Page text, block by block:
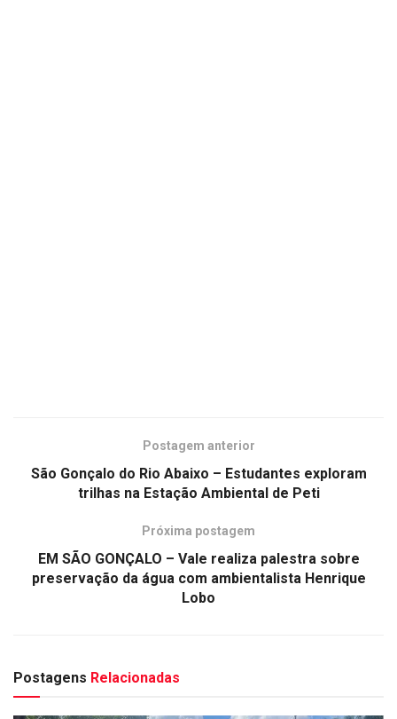
Postagem anterior
São Gonçalo do Rio Abaixo – Estudantes exploram
trilhas na Estação Ambiental de Peti
Próxima postagem
EM SÃO GONÇALO – Vale realiza palestra sobre
preservação da água com ambientalista Henrique
Lobo
Postagens Relacionadas